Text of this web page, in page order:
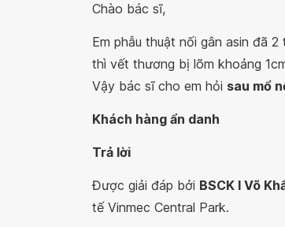
Chào bác sĩ,
Em phẫu thuật nối gân asin đã
thì vết thương bị lõm khoảng
Vậy bác sĩ cho em hỏi sau mổ
Khách hàng ẩn danh
Trả lời
Được giải đáp bởi BSCK I Võ
tế Vinmec Central Park.